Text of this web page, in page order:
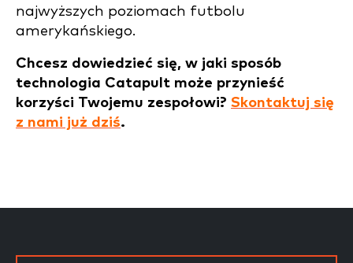
najwyższych poziomach futbolu
amerykańskiego.
Chcesz dowiedzieć się, w jaki sposób
technologia Catapult może przynieść
korzyści Twojemu zespołowi? Skontaktuj się
z nami już dziś.